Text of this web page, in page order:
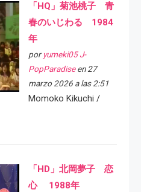
「HQ」菊池桃子 青
春のいじわる 1984
年
por yumeki05 J-
PopParadiseen 27
marzo 2026 a las 2:51
Momoko Kikuchi /
「HD」北岡夢子 恋
心 1988年